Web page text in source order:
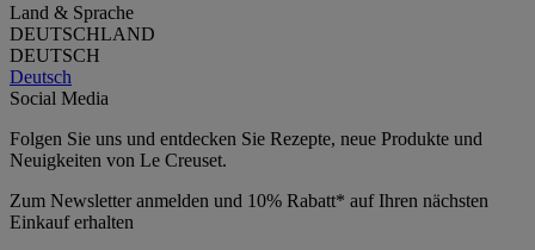
Land & Sprache
DEUTSCHLAND
DEUTSCH
Deutsch
Social Media
Folgen Sie uns und entdecken Sie Rezepte, neue Produkte und
Neuigkeiten von Le Creuset.
Zum Newsletter anmelden und 10% Rabatt* auf Ihren nächsten
Einkauf erhalten